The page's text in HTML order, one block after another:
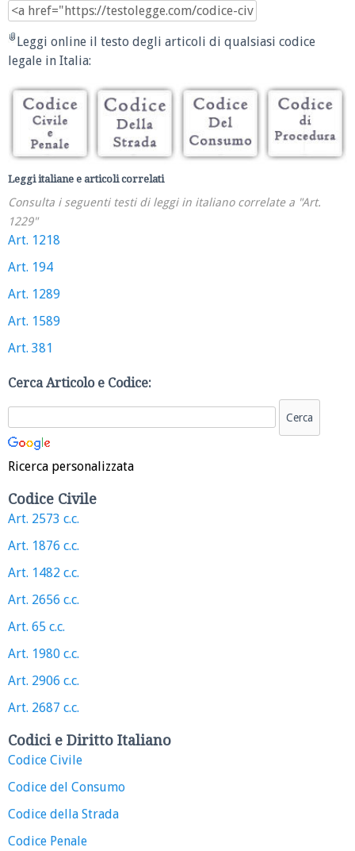
Leggi online il testo degli articoli di qualsiasi codice
legale in Italia:
Leggi italiane e articoli correlati
Consulta i seguenti testi di leggi in italiano correlate a "Art.
1229"
Art. 1218
Art. 194
Art. 1289
Art. 1589
Art. 381
Cerca Articolo e Codice:
Ricerca personalizzata
Codice Civile
Art. 2573 c.c.
Art. 1876 c.c.
Art. 1482 c.c.
Art. 2656 c.c.
Art. 65 c.c.
Art. 1980 c.c.
Art. 2906 c.c.
Art. 2687 c.c.
Codici e Diritto Italiano
Codice Civile
Codice del Consumo
Codice della Strada
Codice Penale